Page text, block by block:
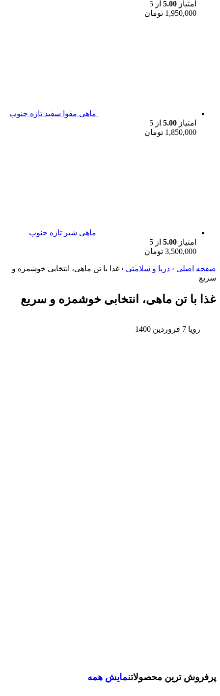
امتیاز 5.00 از 5
1,950,000 تومان
ماهی مقوا سفید تازه جنوب
امتیاز 5.00 از 5
1,850,000 تومان
ماهی شیر تازه جنوب
امتیاز 5.00 از 5
3,500,000 تومان
صفحه اصلی › دریا و سلامتی › غذا با تن ماهی، انتخابی خوشمزه و
سریع
غذا با تن ماهی، انتخابی خوشمزه و سریع
رویا 7 فروردین 1400
پرفروش ترین محصولاتنمایش همه